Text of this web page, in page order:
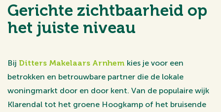
Gerichte zichtbaarheid op
het juiste niveau
Bij Ditters Makelaars Arnhem kies je voor een
betrokken en betrouwbare partner die de lokale
woningmarkt door en door kent. Van de populaire wijk
Klarendal tot het groene Hoogkamp of het bruisende